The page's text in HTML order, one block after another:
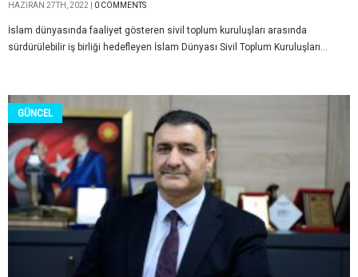
HAZIRAN 27TH, 2022 | 0 COMMENTS
İslam dünyasında faaliyet gösteren sivil toplum kuruluşları arasında
sürdürülebilir iş birliği hedefleyen İslam Dünyası Sivil Toplum Kuruluşları...
GÜNCEL